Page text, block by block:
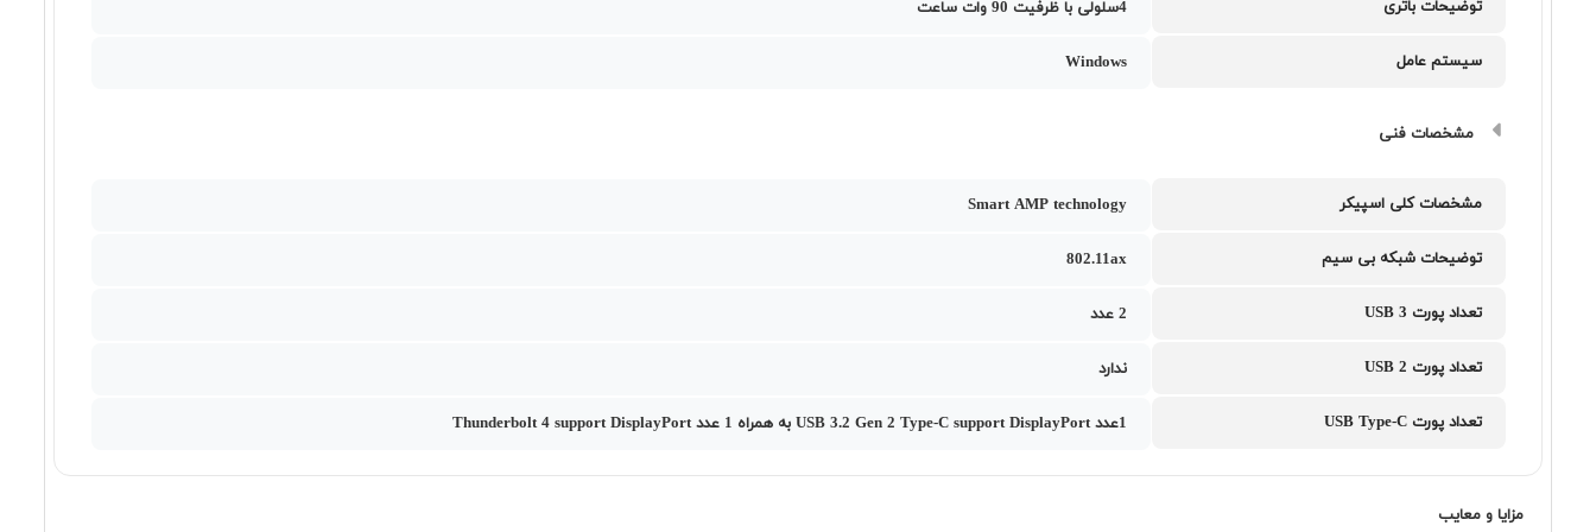
توضیحات باتری 4سلولی با ظرفیت 90 وات ساعت
سیستم عامل Windows
مشخصات فنی
مشخصات کلی اسپیکر Smart AMP technology
توضیحات شبکه بی سیم 802.11ax
تعداد پورت USB 3 2 عدد
تعداد پورت USB 2 ندارد
تعداد پورت USB Type-C 1عدد USB 3.2 Gen 2 Type-C support DisplayPort به همراه 1 عدد Thunderbolt 4 support DisplayPort
مزایا و معایب